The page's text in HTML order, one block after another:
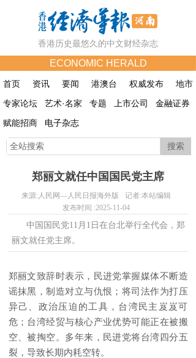
首页 资讯 要闻 港澳台 权威发布
地市
专家论坛
艺术·名家 专题 上市公司
金融证券
赋能招商
电子杂志
ECONOMIC HERALD
香港历史最悠久的中文财经杂志
搜索
郑丽文就任中国国民党主席
来源: 人民网—人民日报海外版 记者:本站编辑
发布时间 :2025-11-04
中国国民党11月1日在台北举行全代会，郑
丽文就任党主席。
郑丽文致辞时表示，民进党掌握媒体不断造
谣抹黑，制造对立与仇恨；将司法作为打压
异己、政治压迫的工具，台湾民主岌岌可
危；台湾经贸与核心产业优势可能正在被搬
空、被掏空。多年来，民进党将台湾四分五
裂，导致长期内耗空转。